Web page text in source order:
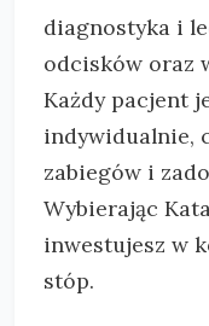
diagnostyka i
odcisków oraz
Każdy pacjent
indywidualnie,
zabiegów i
Wybierając
inwestujesz w
stóp.